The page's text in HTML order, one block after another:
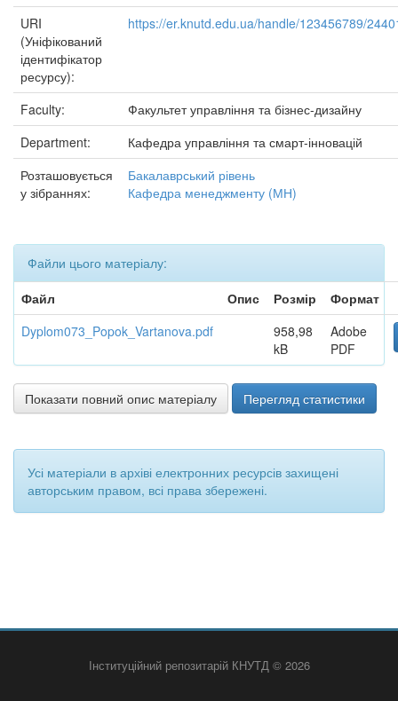
URI
(Уніфікований
ідентифікатор
ресурсу):
https://er.knutd.edu.ua/handle/123456789/
Faculty:
Факультет управління та бізнес-дизайну
Department:
Кафедра управління та смарт-інновацій
Розташовується
у зібраннях:
Бакалаврський рівень
Кафедра менеджменту (МН)
Файли цього матеріалу:
Файл
Опис Розмір
Формат
Dyplom073_Popok_Vartanova.pdf
958,98
kB
Adobe
PDF
Показати повний опис матеріалу Перегляд статистики
Усі матеріали в архіві електронних ресурсів захищені
авторським правом, всі права збережені.
Інституційний репозитарій КНУТД © 2026